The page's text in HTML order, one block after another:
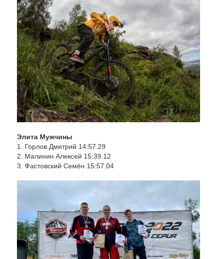
Элита Мужчины
1. Горлов Дмитрий 14:57.29
2. Малинин Алексей 15:39.12
3. Фастовский Семён 15:57.04